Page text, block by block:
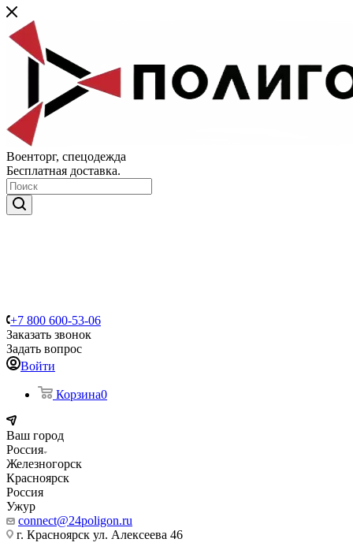
Военторг, спецодежда
Бесплатная доставка.
+7 800 600-53-06
Заказать звонок
Задать вопрос
Войти
Корзина0
Ваш город
Россия
Железногорск
Красноярск
Россия
Ужур
connect@24poligon.ru
г. Красноярск ул. Алексеева 46